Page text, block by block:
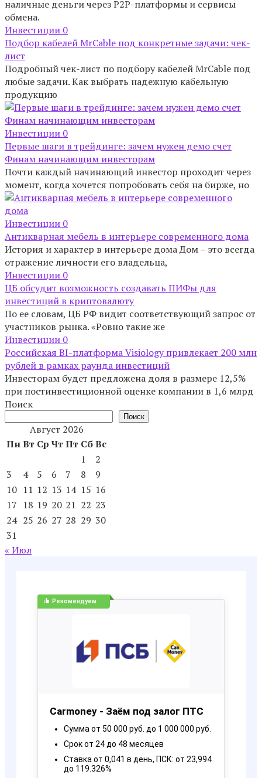
наличные деньги через P2P-платформы и сервисы
обмена.
Инвестиции 0
Подбор кабелей MrCable под конкретные задачи: чек-
лист
Подробный чек-лист по подбору кабелей MrCable под
любые задачи. Как выбрать надежную кабельную
продукцию
Инвестиции 0
Первые шаги в трейдинге: зачем нужен демо счет
Финам начинающим инвесторам
Почти каждый начинающий инвестор проходит через
момент, когда хочется попробовать себя на бирже, но
Инвестиции 0
Антикварная мебель в интерьере современного дома
История и характер в интерьере дома Дом – это всегда
отражение личности его владельца,
Инвестиции 0
ЦБ обсудит возможность создавать ПИФы для
инвестиций в криптовалюту
По ее словам, ЦБ РФ видит соответствующий запрос от
участников рынка. «Ровно такие же
Инвестиции 0
Российская BI-платформа Visiology привлекает 200 млн
рублей в рамках раунда инвестиций
Инвесторам будет предложена доля в размере 12,5%
при постинвестиционной оценке компании в 1,6 млрд
Поиск
Поиск
Август 2026
ПнВт Ср ЧтПт СбВс
1
2
3
4 5 6 7 8
9
10 11 12 13 14 15 16
17 18 19 20 21 22 23
24 25 26 27 28 29 30
31
« Июл